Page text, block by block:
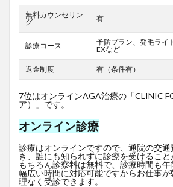
無料カウンセリン
グ
有
診療コース
予防プラン、発毛ライ
EXなど
返金制度 有（条件有）
7位はオンラインAGA治療の「CLINIC
ア）」です。
オンライン診療
診療はオンラインですので、通院の交
き、誰にも知られずに診療を受けること
もちろん診察料は無料で、診療時間も
幅広い時間に対応可能ですからお仕事
理なく受診できます。